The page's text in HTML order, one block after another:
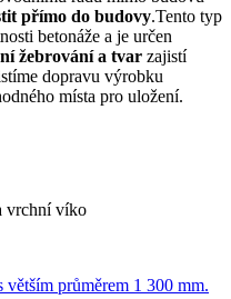
přímo do budovy.Tento typ
betonáže a je určen
žebrování a tvar zajistí
dopravu výrobku
místa pro uložení.
vrchní víko
větším průměrem 1 300 mm.